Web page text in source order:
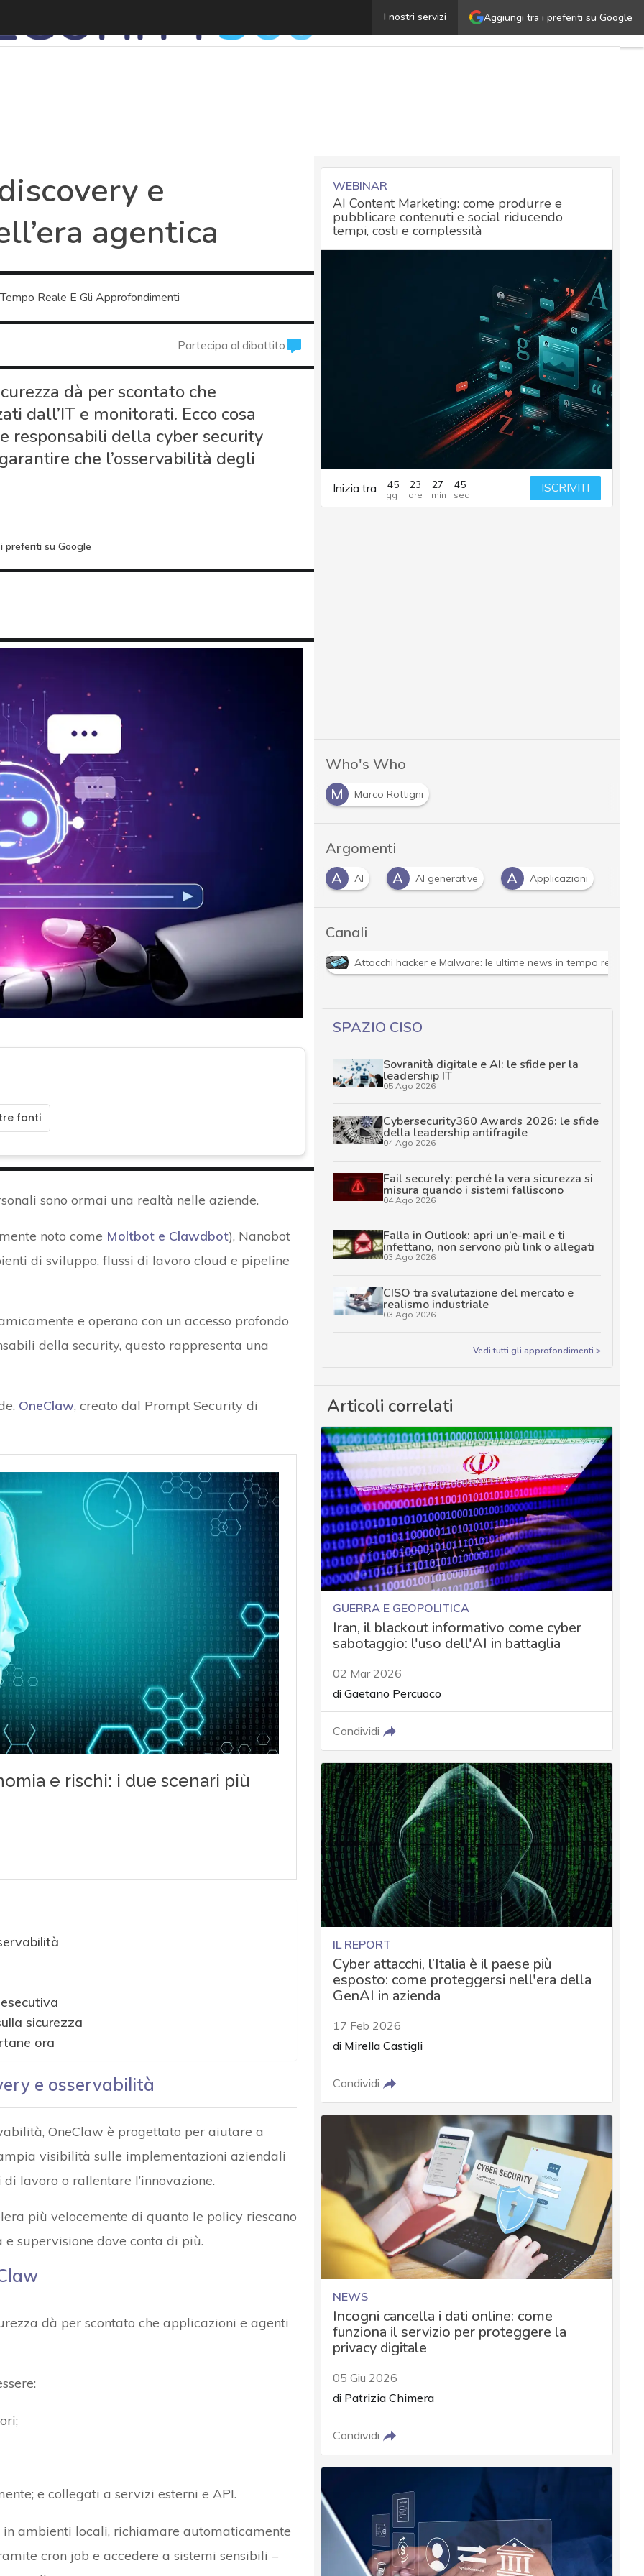
Aggiungi tra i preferiti su Google
I nostri servizi
L’importanza della discovery e dell’osservabilità
e
agentica
Reale E Gli Approfondimenti
Partecipa al dibattito
dà per scontato che
dall’IT e monitorati. Ecco cosa
responsabili della cyber security
che l’osservabilità degli
preferiti su Google
fonti
sono ormai una realtà nelle aziende.
noto come Moltbote Clawdbot), Nanobot
di sviluppo, flussi di lavoro cloud e pipeline
e operano con un accesso profondo
della security, questo rappresenta una
OneClaw, creato dal Prompt Security di
sicurezza
ora
e osservabilità
OneClaw è progettato per aiutare a
visibilità sulle implementazioni aziendali
lavoro o rallentare l’innovazione.
più velocemente di quanto le policy riescano
supervisione dove conta di più.
dà per scontato che applicazioni e agenti
e collegati a servizi esterni e API.
in ambienti locali, richiamare automaticamente
cron job e accedere a sistemi sensibili –
WEBINAR
AI Content Marketing: come produrre e
pubblicare contenuti e social riducendo
tempi, costi e complessità
Inizia tra 45 23 27 44 ISCRIVITI
Who's Who
M
Marco Rottigni
Argomenti
A
A AI generative A Applicazioni CISO
Canali
Attacchi hacker e Malware: le ultime news in tempo reale e
SPAZIO CISO
Sovranità digitale e AI: le sfide per la
leadership IT
05 Ago 2026
Cybersecurity360 Awards 2026: le sfide
della leadership antifragile
04 Ago 2026
Fail securely: perché la vera sicurezza si
misura quando i sistemi falliscono
04 Ago 2026
Falla in Outlook: apri un’e-mail e ti
infettano, non servono più link o allegati
03 Ago 2026
CISO tra svalutazione del mercato e
realismo industriale
03 Ago 2026
Vedi tutti gli approfondimenti >
Articoli correlati
GUERRA E GEOPOLITICA
Iran, il blackout informativo come cyber
sabotaggio: l'uso dell'AI in battaglia
02 Mar 2026
di Gaetano Percuoco
Condividi
IL REPORT
Cyber attacchi, l’Italia è il paese più
esposto: come proteggersi nell'era della
GenAI in azienda
17 Feb 2026
di Mirella Castigli
Condividi
NEWS
Incogni cancella i dati online: come
funziona il servizio per proteggere la
privacy digitale
05 Giu 2026
di Patrizia Chimera
Condividi